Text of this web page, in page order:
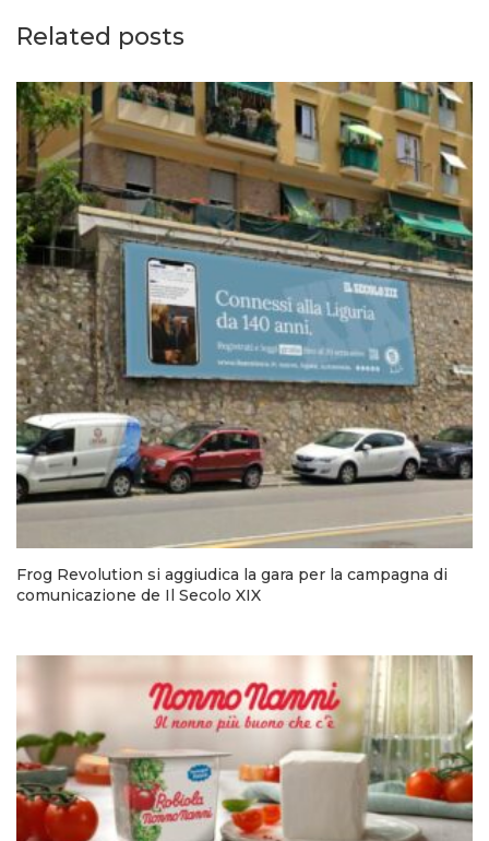
Related posts
Frog Revolution si aggiudica la gara per la campagna di
comunicazione de Il Secolo XIX